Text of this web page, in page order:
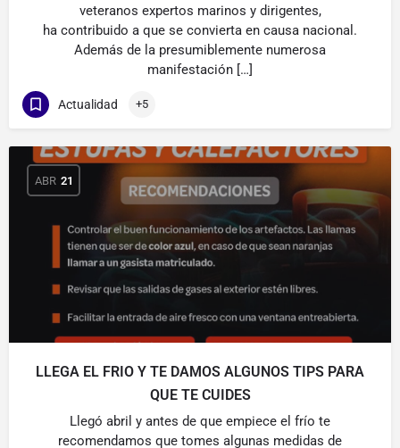
veteranos expertos marinos y dirigentes,
ha contribuido a que se convierta en causa nacional.
Además de la presumiblemente numerosa
manifestación […]
Actualidad +5
ABR 21
LLEGA EL FRIO Y TE DAMOS ALGUNOS TIPS PARA
QUE TE CUIDES
Llegó abril y antes de que empiece el frío te
recomendamos que tomes algunas medidas de